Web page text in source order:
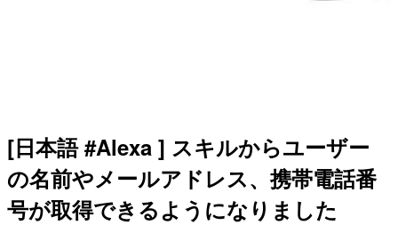
[日本語 #Alexa ] スキルからユーザー
の名前やメールアドレス、携帯電話番
号が取得できるようになりました